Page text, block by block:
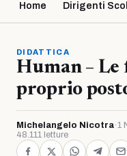
Home Dirigenti
DIDATTICA
Human –
proprio
Michelangelo Nicotra·1
48.111 letture